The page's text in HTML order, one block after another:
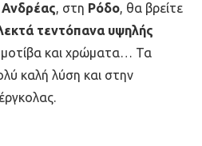
Ανδρέας, στη Ρόδο, θα βρείτε
τεντόπανα υψηλής
μοτίβα και χρώματα… Τα
καλή λύση και στην